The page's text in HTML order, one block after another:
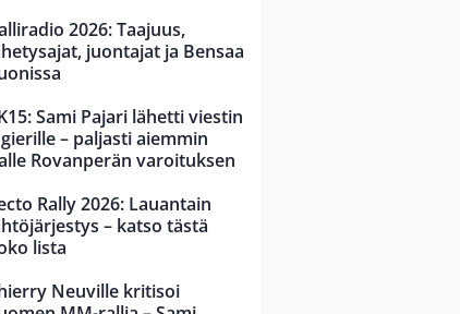
2026: Taajuus,
juontajat ja Bensaa
Sami Pajari lähetti viestin
– paljasti aiemmin
Rovanperän varoituksen
Rally 2026: Lauantain
– katso tästä
lista
Neuville kritisoi